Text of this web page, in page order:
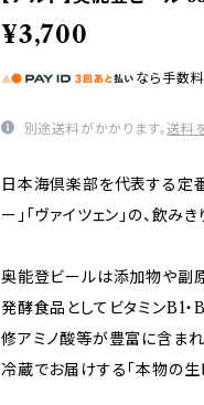
¥3,700
なら 手数
別途送料がかかります。送料
日本海倶楽部を代表する定
ー」「ヴァイツェン」の、飲
奥能登ビールは添加物や副
発酵食品としてビタミンB1・
修アミノ酸等が豊富に含ま
冷蔵でお届けする「本物の生